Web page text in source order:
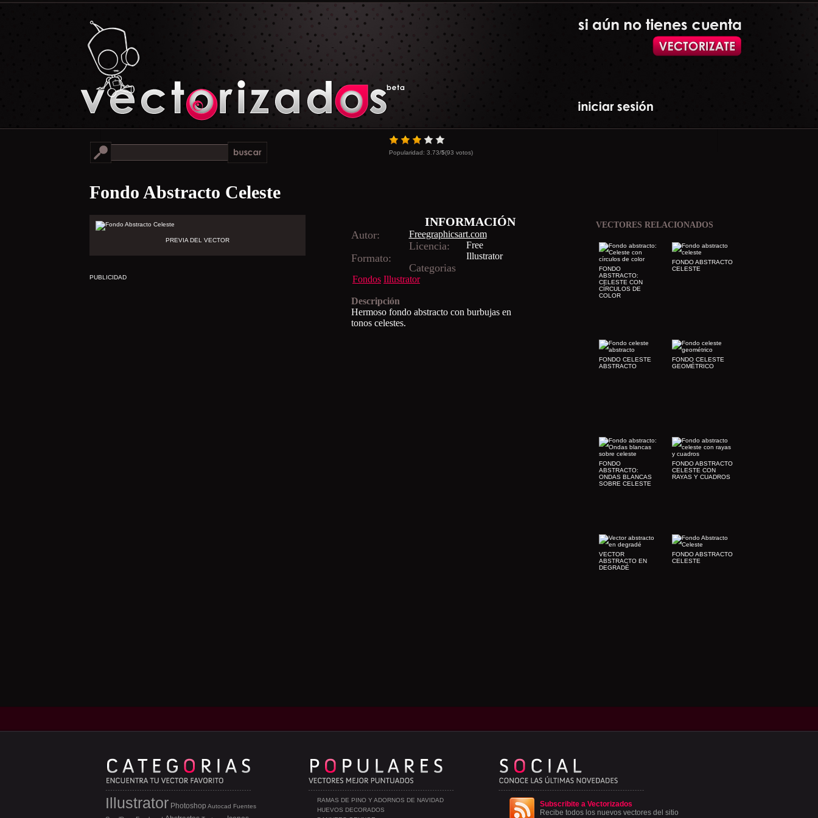
Popularidad: 3.73/5(93 votos)
Fondo Abstracto Celeste
PREVIA DEL VECTOR
INFORMACIÓN
Autor: Freegraphicsart.com
Licencia: Free
Formato: Illustrator
Categorias
Fondos Illustrator
Descripción
Hermoso fondo abstracto con burbujas en
tonos celestes.
PUBLICIDAD
VECTORES RELACIONADOS
FONDO ABSTRACTO
CELESTE
FONDO
ABSTRACTO:
CELESTE CON
CÍRCULOS DE
COLOR
FONDO CELESTE
GEOMÉTRICO
FONDO CELESTE
ABSTRACTO
FONDO ABSTRACTO
CELESTE CON
RAYAS Y CUADROS
FONDO
ABSTRACTO:
ONDAS BLANCAS
SOBRE CELESTE
FONDO ABSTRACTO
CELESTE
VECTOR
ABSTRACTO EN
DEGRADÉ
Subscribite a Vectorizados
Recibe todos los nuevos vectores del sitio
RAMAS DE PINO Y ADORNOS DE NAVIDAD
HUEVOS DECORADOS
Illustrator Photoshop Autocad Fuentes